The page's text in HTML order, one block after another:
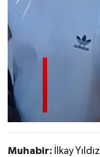
Muhabir: İlkay Yıldız